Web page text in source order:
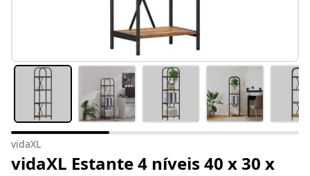
vidaXL
vidaXL Estante 4 níveis 40 x 30 x